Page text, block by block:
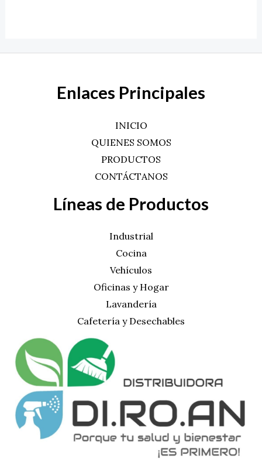
Enlaces Principales
INICIO
QUIENES SOMOS
PRODUCTOS
CONTÁCTANOS
Líneas de Productos
Industrial
Cocina
Vehículos
Oficinas y Hogar
Lavandería
Cafetería y Desechables